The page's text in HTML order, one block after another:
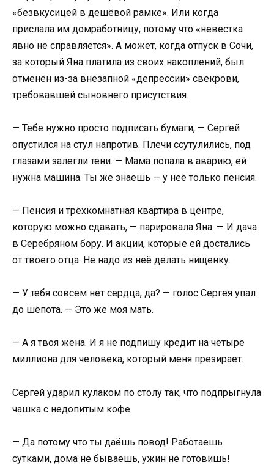
«безвкусицей в дешёвой рамке». Или когда
прислала им домработницу, потому что «невестка
явно не справляется». А может, когда отпуск в Сочи,
за который Яна платила из своих накоплений, был
отменён из-за внезапной «депрессии» свекрови,
требовавшей сыновнего присутствия.
— Тебе нужно просто подписать бумаги, — Сергей
опустился на стул напротив. Плечи ссутулились, под
глазами залегли тени. — Мама попала в аварию, ей
нужна машина. Ты же знаешь — у неё только пенсия.
— Пенсия и трёхкомнатная квартира в центре,
которую можно сдавать, — парировала Яна. — И дача
в Серебряном бору. И акции, которые ей достались
от твоего отца. Не надо из неё делать нищенку.
— У тебя совсем нет сердца, да? — голос Сергея упал
до шёпота. — Это же моя мать.
— А я твоя жена. И я не подпишу кредит на четыре
миллиона для человека, который меня презирает.
Сергей ударил кулаком по столу так, что подпрыгнула
чашка с недопитым кофе.
— Да потому что ты даёшь повод! Работаешь
сутками, дома не бываешь, ужин не готовишь!